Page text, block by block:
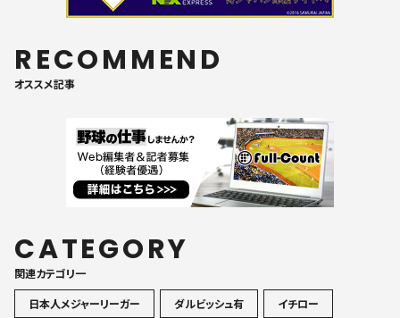
RECOMMEND
オススメ記事
CATEGORY
関連カテゴリ一
日本人メジャーリーガー
ダルビッシュ有 イチロー